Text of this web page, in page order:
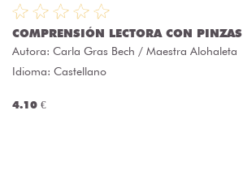
COMPRENSIÓN LECTORA CON PINZAS
Autora: Carla Gras Bech / Maestra Alohaleta
Idioma: Castellano
4.10 €